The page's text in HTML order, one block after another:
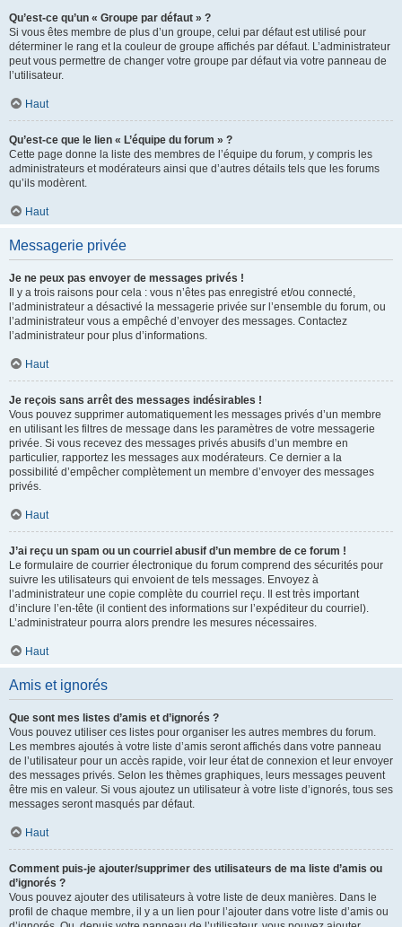
Qu’est-ce qu’un « Groupe par défaut » ?
Si vous êtes membre de plus d’un groupe, celui par défaut est utilisé pour
déterminer le rang et la couleur de groupe affichés par défaut. L’administrateur
peut vous permettre de changer votre groupe par défaut via votre panneau de
l’utilisateur.
Haut
Qu’est-ce que le lien « L’équipe du forum » ?
Cette page donne la liste des membres de l’équipe du forum, y compris les
administrateurs et modérateurs ainsi que d’autres détails tels que les forums
qu’ils modèrent.
Haut
Messagerie privée
Je ne peux pas envoyer de messages privés !
Il y a trois raisons pour cela : vous n’êtes pas enregistré et/ou connecté,
l’administrateur a désactivé la messagerie privée sur l’ensemble du forum, ou
l’administrateur vous a empêché d’envoyer des messages. Contactez
l’administrateur pour plus d’informations.
Haut
Je reçois sans arrêt des messages indésirables !
Vous pouvez supprimer automatiquement les messages privés d’un membre
en utilisant les filtres de message dans les paramètres de votre messagerie
privée. Si vous recevez des messages privés abusifs d’un membre en
particulier, rapportez les messages aux modérateurs. Ce dernier a la
possibilité d’empêcher complètement un membre d’envoyer des messages
privés.
Haut
J’ai reçu un spam ou un courriel abusif d’un membre de ce forum !
Le formulaire de courrier électronique du forum comprend des sécurités pour
suivre les utilisateurs qui envoient de tels messages. Envoyez à
l’administrateur une copie complète du courriel reçu. Il est très important
d’inclure l’en-tête (il contient des informations sur l’expéditeur du courriel).
L’administrateur pourra alors prendre les mesures nécessaires.
Haut
Amis et ignorés
Que sont mes listes d’amis et d’ignorés ?
Vous pouvez utiliser ces listes pour organiser les autres membres du forum.
Les membres ajoutés à votre liste d’amis seront affichés dans votre panneau
de l’utilisateur pour un accès rapide, voir leur état de connexion et leur envoyer
des messages privés. Selon les thèmes graphiques, leurs messages peuvent
être mis en valeur. Si vous ajoutez un utilisateur à votre liste d’ignorés, tous ses
messages seront masqués par défaut.
Haut
Comment puis-je ajouter/supprimer des utilisateurs de ma liste d’amis ou
d’ignorés ?
Vous pouvez ajouter des utilisateurs à votre liste de deux manières. Dans le
profil de chaque membre, il y a un lien pour l’ajouter dans votre liste d’amis ou